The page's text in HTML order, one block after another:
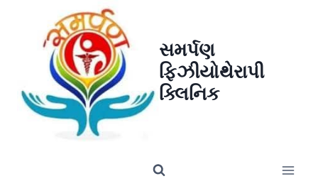
સમર્પણ
ફિઝીયોથેરાપી
ક્લિનિક